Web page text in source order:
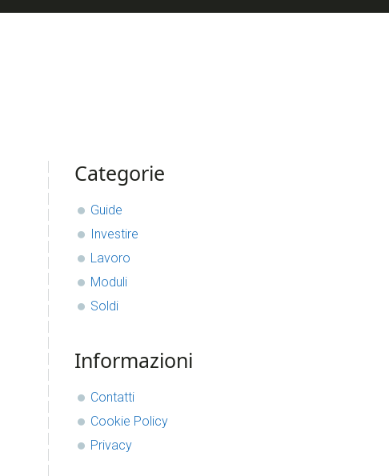
sidebar
Blog
Categorie
Guide
Investire
Lavoro
Moduli
Soldi
Informazioni
Contatti
Cookie Policy
Privacy